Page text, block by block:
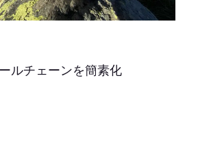
ルチェーンを簡素化